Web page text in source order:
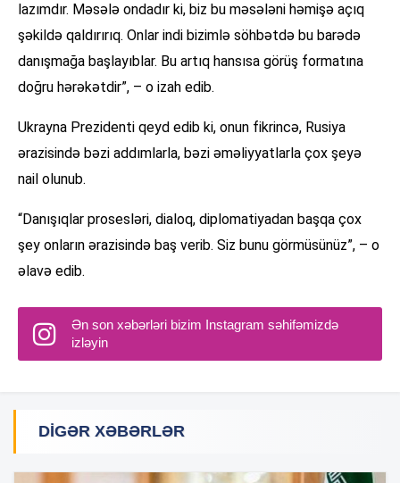
lazımdır. Məsələ ondadır ki, biz bu məsələni həmişə açıq
şəkildə qaldırırıq. Onlar indi bizimlə söhbətdə bu barədə
danışmağa başlayıblar. Bu artıq hansısa görüş formatına
doğru hərəkətdir”, – o izah edib.
Ukrayna Prezidenti qeyd edib ki, onun fikrincə, Rusiya
ərazisində bəzi addımlarla, bəzi əməliyyatlarla çox şeyə
nail olunub.
“Danışıqlar prosesləri, dialoq, diplomatiyadan başqa çox
şey onların ərazisində baş verib. Siz bunu görmüsünüz”, – o
əlavə edib.
Ən son xəbərləri bizim Instagram səhifəmizdə
izləyin
DIGƏR XƏBƏRLƏR